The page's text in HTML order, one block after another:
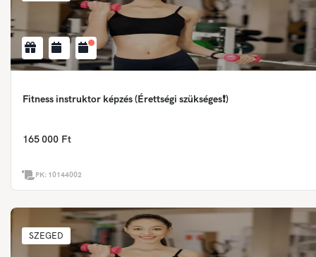
Fitness instruktor képzés (Érettségi szükséges❗)
165 000 Ft
PK: 10144002
SZEGED